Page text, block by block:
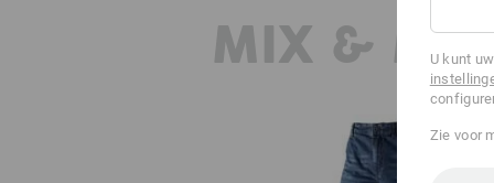
MIX &
U kunt
Zie voor